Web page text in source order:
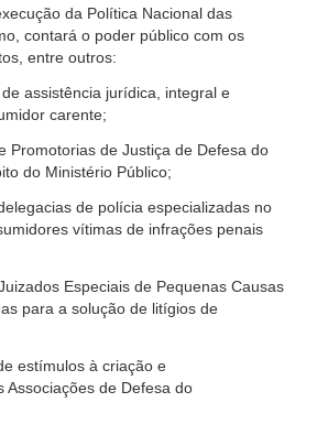
da Política Nacional das
contará o poder público com os
entre outros:
assistência jurídica, integral e
carente;
Promotorias de Justiça de Defesa do
do Ministério Público;
de polícia especializadas no
vítimas de infrações penais
Especiais de Pequenas Causas
para a solução de litígios de
estímulos à criação e
Associações de Defesa do